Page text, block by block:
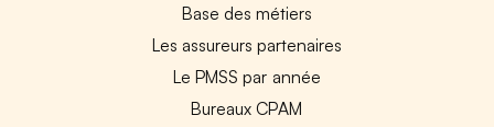
Base des métiers
Les assureurs partenaires
Le PMSS par année
Bureaux CPAM